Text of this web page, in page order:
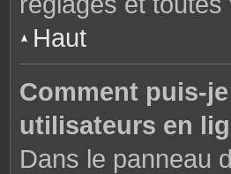
Haut
Comment puis-
utilisateurs en
Dans le panneau